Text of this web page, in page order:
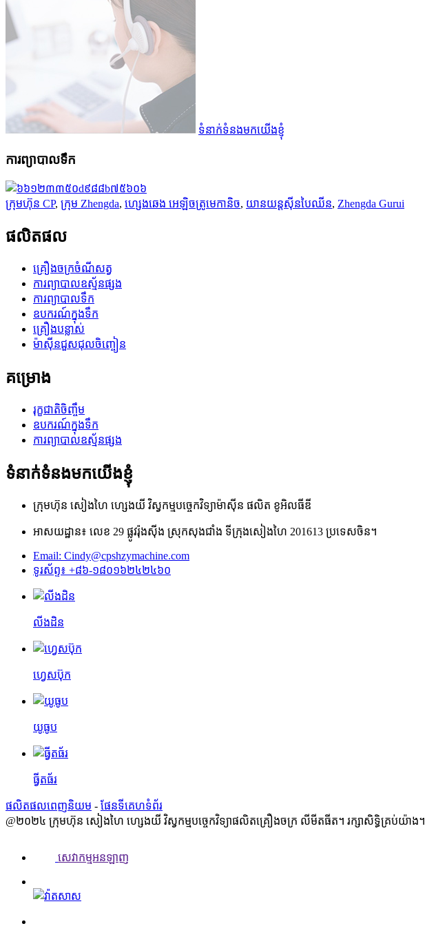
ទំនាក់ទំនងមកយើងខ្ញុំ
ការព្យាបាលទឹក
ក្រុមហ៊ុន CP, ក្រុម Zhengda, ហ្សេងឆេង អេឡិចត្រូមេកានិច, យានយន្តស៊ីនបៃឈីន, Zhengda Gurui
ផលិតផល
គ្រឿងចក្រចំណីសត្វ
ការព្យាបាលឧស្ម័នផ្សង
ការព្យាបាលទឹក
ឧបករណ៍​ក្នុង​ទឹក
គ្រឿងបន្លាស់
ម៉ាស៊ីនជួសជុលចិញ្ចៀន
គម្រោង
រុក្ខជាតិចិញ្ចឹម
ឧបករណ៍​ក្នុង​ទឹក
ការព្យាបាលឧស្ម័នផ្សង
ទំនាក់ទំនងមកយើងខ្ញុំ
ក្រុមហ៊ុន សៀងហៃ ហ្សេងយី វិស្វកម្មបច្ចេកវិទ្យាម៉ាស៊ីន ផលិត ខូអិលធីឌី
អាសយដ្ឋាន៖ លេខ 29 ផ្លូវរ៉ុងស៊ីង ស្រុកសុងជាំង ទីក្រុងសៀងហៃ 201613 ប្រទេសចិន។
Email: Cindy@cpshzymachine.com
ទូរស័ព្ទ៖ +៨៦-១៨០១៦២៤២៤៦០
លីងដិន
ហ្វេសប៊ុក
យូធូប
ធ្វីតធ័រ
ផលិតផលពេញនិយម - ផែនទីគេហទំព័រ
@២០២៤ ក្រុមហ៊ុន សៀងហៃ ហ្សេងយី វិស្វកម្មបច្ចេកវិទ្យាផលិតគ្រឿងចក្រ លីមីតធីត។ រក្សាសិទ្ធិគ្រប់យ៉ាង។
សេវាកម្មអនឡាញ